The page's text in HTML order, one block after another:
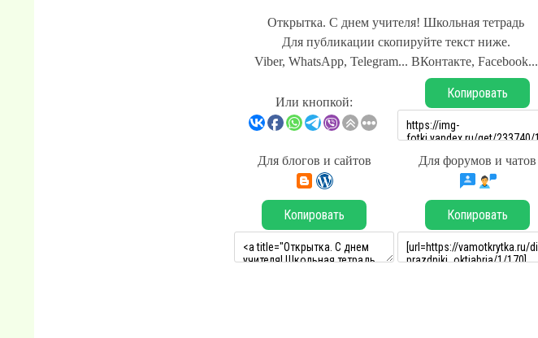
Открытка. С днем учителя! Школьная тетрадь
Для публикации скопируйте текст ниже.
Viber, WhatsApp, Telegram... ВКонтакте, Facebook...
Или кнопкой:
Копировать
Для блогов и сайтов Для форумов и чатов
Копировать Копировать